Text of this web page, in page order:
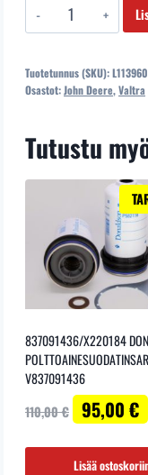
L113960
Tiiviste
korkkiin
Tuotetunnus (SKU):L113960
Osastot:John Deere,Valtra
Tutustu
837091436/X220184
V837091436
110,00€Alkuperäinen
hinta
oli:
110,00 €.
95,00 €
Lisää